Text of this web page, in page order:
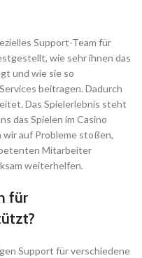
Support-Team für
wie sehr ihnen das
und wie sie so
beitragen. Dadurch
Das Spielerlebnis steht
das Spielen im Casino
auf Probleme stoßen,
Mitarbeiter
weiterhelfen.
für
Support für verschiedene